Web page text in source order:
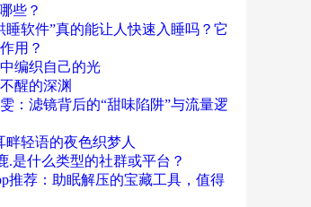
些？
睡软件”真的能让人快速入睡吗？它
用？
编织自己的光
醒的深渊
：滤镜背后的“甜味陷阱”与流量逻
畔轻语的夜色织梦人
.是什么类型的社群或平台？
推荐：助眠解压的宝藏工具，值得